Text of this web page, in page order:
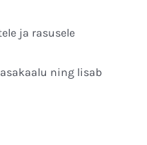
ja rasusele
ning lisab